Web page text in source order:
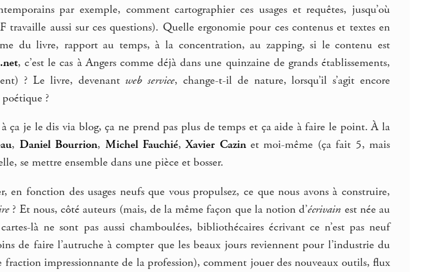
par exemple, comment cartographier ces usages et requêtes, jusqu’où
aussi sur ces questions). Quelle ergonomie pour ces contenus et textes en
du livre, rapport au temps, à la concentration, au zapping, si le contenu est
, c’est le cas à Angers comme déjà dans une quinzaine de grands établissements,
? Le livre, devenant web service, change-t-il de nature, lorsqu’il s’agit encore
?
ça je le dis via blog, ça ne prend pas plus de temps et ça aide à faire le point. À la
, Daniel Bourrion, Michel Fauchié,Xavier Cazinet moi-même (ça fait 5, mais
se mettre ensemble dans une pièce et bosser.
en fonction des usages neufs que vous propulsez, ce que nous avons à construire,
? Et nous, côté auteurs (mais, de la même façon que la notion d’écrivain est née au
là ne sont pas aussi chamboulées, bibliothécaires écrivant ce n’est pas neuf
de faire l’autruche à compter que les beaux jours reviennent pour l’industrie du
impressionnante de la profession), comment jouer des nouveaux outils, flux